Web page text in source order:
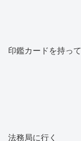
印鑑カードを持って
法務局に行く